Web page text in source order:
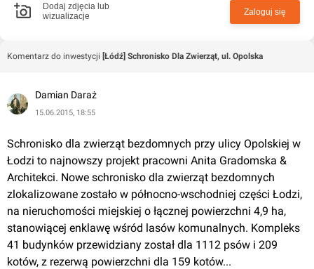
Dodaj zdjęcia lub
wizualizacje
Zaloguj się
Komentarz do inwestycji [Łódź] Schronisko Dla Zwierząt, ul. Opolska
Damian Daraż
15.06.2015, 18:55
Schronisko dla zwierząt bezdomnych przy ulicy Opolskiej w
Łodzi to najnowszy projekt pracowni Anita Gradomska &
Architekci. Nowe schronisko dla zwierząt bezdomnych
zlokalizowane zostało w północno-wschodniej części Łodzi,
na nieruchomości miejskiej o łącznej powierzchni 4,9 ha,
stanowiącej enklawę wśród lasów komunalnych. Kompleks
41 budynków przewidziany został dla 1112 psów i 209
kotów, z rezerwą powierzchni dla 159 kotów...